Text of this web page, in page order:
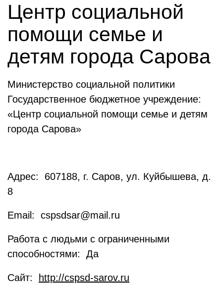
Центр социальной
помощи семье и
детям города Сарова
Министерство социальной политики
Государственное бюджетное учреждение:
«Центр социальной помощи семье и детям
города Сарова»
Адрес: 607188, г. Саров, ул. Куйбышева, д.
8
Email: cspsdsar@mail.ru
Работа с людьми с ограниченными
способностями: Да
Сайт: http://cspsd-sarov.ru